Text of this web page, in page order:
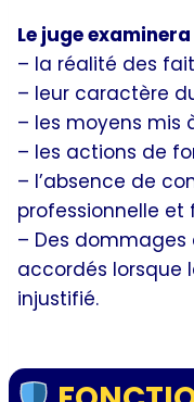
Le juge
– la réalité des
– leur caractère
– les moyens mis
– les actions de
– l’absence de
professionnelle et
– Des
accordés lorsque
injustifié.